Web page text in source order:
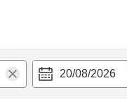
20/08/2026
nghi